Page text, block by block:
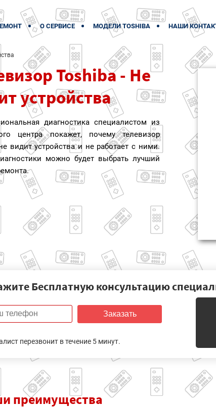
О СЕРВИСЕ МОДЕЛИ TOSHIBA НАШИ
Toshiba - Не
устройства
диагностика специалистом из
центра покажет, почему телевизор
видит устройства и не работает с ними.
можно будет выбрать лучший
Бесплатную консультацию
Заказать
перезвонит в течение 5 минут.
преимущества